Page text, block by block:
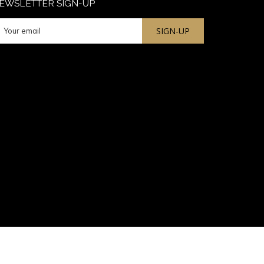
TABSIGN-UP
SIGN-UP